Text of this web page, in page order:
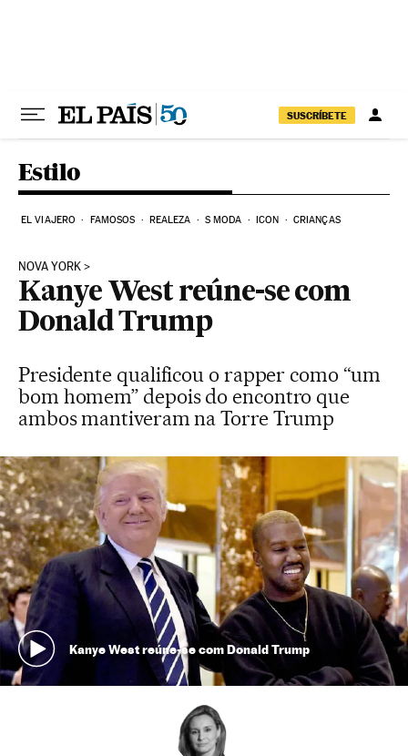
SUSCRÍBETE
Estilo
EL VIAJERO FAMOSOS REALEZA S MODA ICON CRIANÇAS
NOVA YORK
Kanye West reúne-se com
Donald Trump
Presidente qualificou o rapper como “um
bom homem” depois do encontro que
ambos mantiveram na Torre Trump
Kanye West reúne-se com Donald Trump